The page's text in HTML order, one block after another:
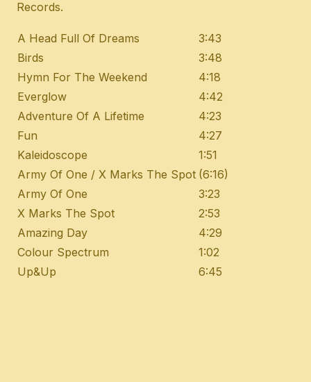
Records.
A Head Full Of Dreams
3:43
Birds
3:48
Hymn For The Weekend
4:18
Everglow
4:42
Adventure Of A Lifetime
4:23
Fun
4:27
Kaleidoscope
1:51
Army Of One / X Marks The Spot (6:16)
Army Of One
3:23
X Marks The Spot
2:53
Amazing Day
4:29
Colour Spectrum
1:02
Up&Up
6:45